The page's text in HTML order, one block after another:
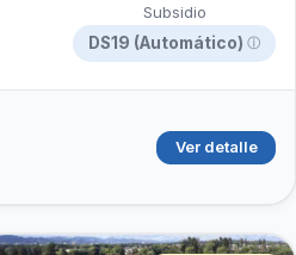
Subsidio
DS19 (Automático) ⓘ
Ver detalle